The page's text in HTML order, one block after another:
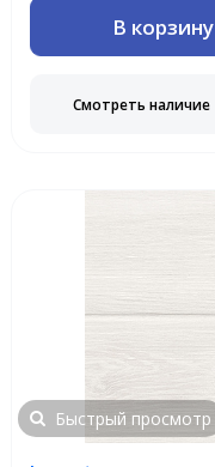
В корзину
Смотреть наличие
Быстрый просмотр